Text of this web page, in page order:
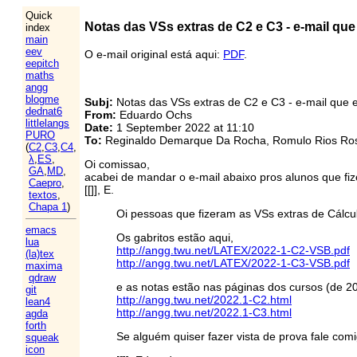
Quick
index
main
eev
eepitch
maths
angg
blogme
dednat6
littlelangs
PURO
(C2,C3,C4,
λ, ES,
GA, MD,
Caepro,
textos,
Chapa 1)
emacs
lua
(la)tex
maxima
qdraw
git
lean4
agda
forth
squeak
icon
Notas das VSs extras de C2 e C3 - e-mail
O e-mail original está aqui: PDF.
Subj: Notas das VSs extras de C2 e C3 - e-mail que
From: Eduardo Ochs
Date: 1 September 2022 at 11:10
To: Reginaldo Demarque Da Rocha, Romulo Rios
Oi comissao,
acabei de mandar o e-mail abaixo pros alunos que
[[]], E.
Oi pessoas que fizeram as VSs extras de
Os gabritos estão aqui,
http://angg.twu.net/LATEX/2022-1-C2-VSB.pdf
http://angg.twu.net/LATEX/2022-1-C3-VSB.pdf
e as notas estão nas páginas dos cursos (de
http://angg.twu.net/2022.1-C2.html
http://angg.twu.net/2022.1-C3.html
Se alguém quiser fazer vista de prova fale